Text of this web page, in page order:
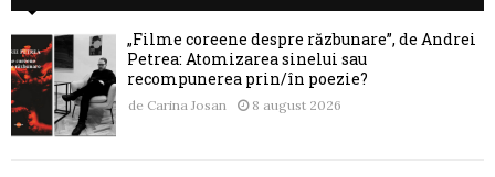
„Filme coreene despre răzbunare”, de Andrei
Petrea: Atomizarea sinelui sau
recompunerea prin/în poezie?
de Carina Josan 8 august 2026